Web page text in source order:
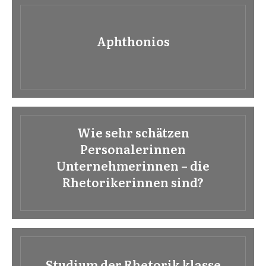
Aphthonios
Wie sehr schätzen
Personalerinnen
Unternehmerinnen – die
Rhetorikerinnen sind?